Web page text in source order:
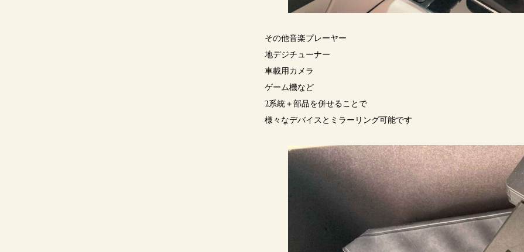
その他音楽プレーヤー
地デジチューナー
車載用カメラ
ゲーム機など
2系統＋部品を併せることで
様々なデバイスとミラーリング可能です